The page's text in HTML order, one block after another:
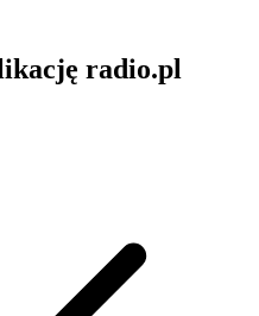
radio.pl